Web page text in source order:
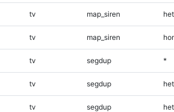
tv map_siren
tv map_siren
tv segdup *
tv segdup het
tv segdup